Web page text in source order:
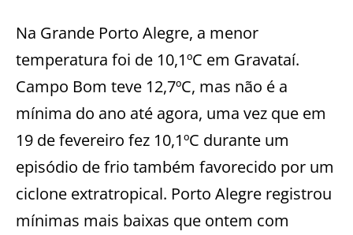
Na Grande Porto Alegre, a menor
temperatura foi de 10,1ºC em Gravataí.
Campo Bom teve 12,7ºC, mas não é a
mínima do ano até agora, uma vez que em
19 de fevereiro fez 10,1ºC durante um
episódio de frio também favorecido por um
ciclone extratropical. Porto Alegre registrou
mínimas mais baixas que ontem com